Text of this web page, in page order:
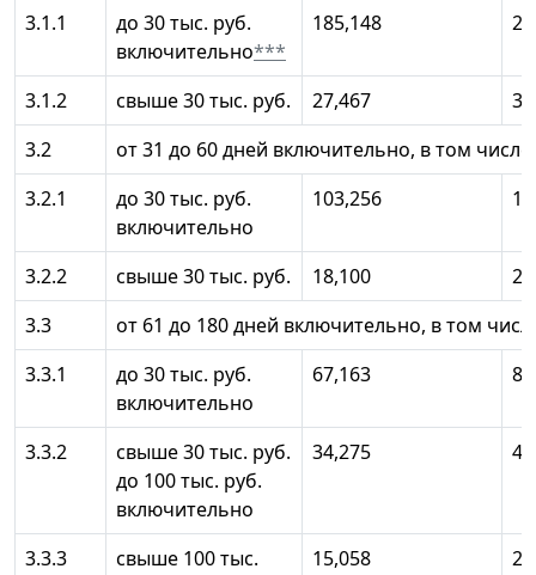
3.1.1
до 30 тыс. руб.
включительно***
185,148
3.1.2 свыше 30 тыс. руб. 27,467
3.2
от 31 до 60 дней включительно, в том числе:
3.2.1
до 30 тыс. руб.
включительно
103,256
3.2.2 свыше 30 тыс. руб. 18,100
3.3
от 61 до 180 дней включительно, в том
3.3.1
до 30 тыс. руб.
включительно
67,163
3.3.2
свыше 30 тыс. руб.
до 100 тыс. руб.
включительно
34,275
3.3.3
свыше 100 тыс.
15,058